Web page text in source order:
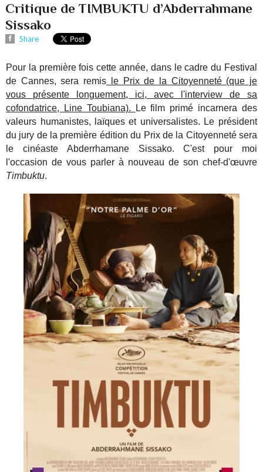
Critique de TIMBUKTU d’Abderrahmane
Sissako
Share
Pour la première fois cette année, dans le cadre du Festival
de Cannes, sera remis le Prix de la Citoyenneté (que je
vous présente longuement, ici, avec l'interview de sa
cofondatrice, Line Toubiana).
Le film primé incarnera des
valeurs humanistes, laïques et universalistes. Le président
du jury de la première édition du Prix de la Citoyenneté sera
le cinéaste Abderrhamane Sissako. C'est pour moi
l'occasion de vous parler à nouveau de son chef-d'œuvre
Timbuktu.